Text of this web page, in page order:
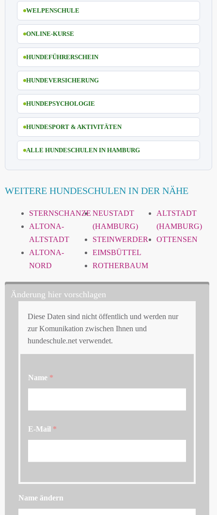
WELPENSCHULE
ONLINE-KURSE
HUNDEFÜHRERSCHEIN
HUNDEVERSICHERUNG
HUNDEPSYCHOLOGIE
HUNDESPORT & AKTIVITÄTEN
ALLE HUNDESCHULEN IN HAMBURG
WEITERE HUNDESCHULEN IN DER NÄHE
STERNSCHANZE
ALTONA-
ALTSTADT
ALTONA-
NORD
NEUSTADT
(HAMBURG)
STEINWERDER
EIMSBÜTTEL
ROTHERBAUM
ALTSTADT
(HAMBURG)
OTTENSEN
Änderung hier vorschlagen
Diese Daten sind nicht öffentlich und werden nur
zur Komunikation zwischen Ihnen und
hundeschule.net verwendet.
Name *
E-Mail *
Name ändern